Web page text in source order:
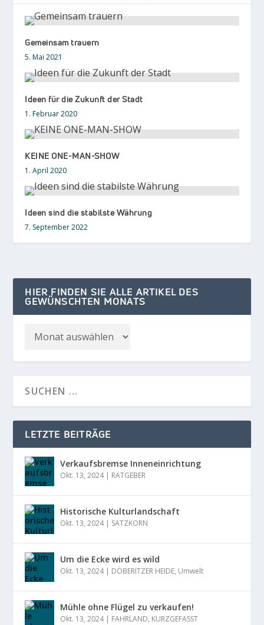
Gemeinsam trauern
5. Mai 2021
Ideen für die Zukunft der Stadt
1. Februar 2020
KEINE ONE-MAN-SHOW
1. April 2020
Ideen sind die stabilste Währung
7. September 2022
HIER FINDEN SIE ALLE ARTIKEL DES
GEWÜNSCHTEN MONATS
LETZTE BEITRÄGE
Verkaufsbremse Inneneinrichtung
Okt. 13, 2024| RATGEBER
Historische Kulturlandschaft
Okt. 13, 2024| SATZKORN
Um die Ecke wird es wild
Okt. 13, 2024| DÖBERITZER HEIDE, Umwelt
Mühle ohne Flügel zu verkaufen!
Okt. 13, 2024| FAHRLAND, KURZGEFASST